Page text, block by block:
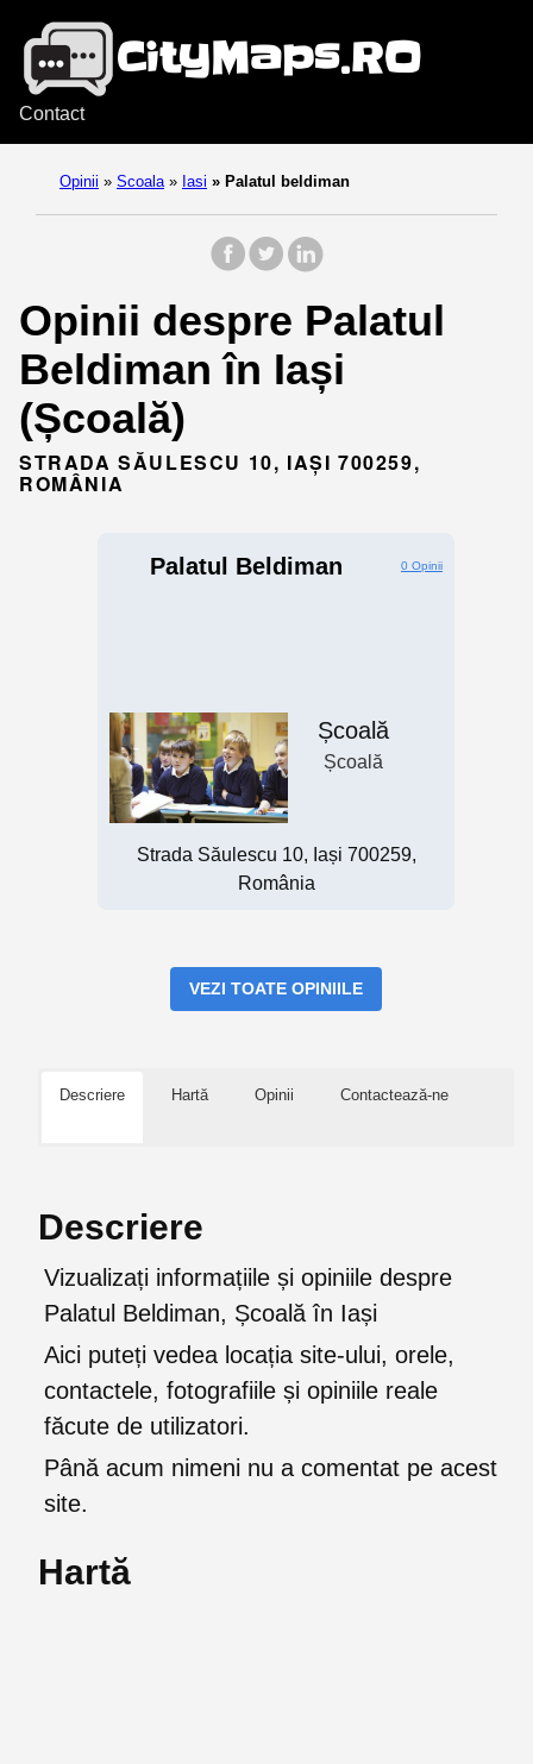
Contact
Opinii » Scoala » Iasi » Palatul beldiman
Opinii despre Palatul
Beldiman în Iași
(Școală)
STRADA SĂULESCU 10, IAȘI 700259,
ROMÂNIA
Palatul Beldiman 0 Opinii
Școală
Școală
Strada Săulescu 10, Iași 700259,
România
VEZI TOATE OPINIILE
Descriere Hartă Opinii Contactează-ne
Descriere
Vizualizați informațiile și opiniile despre
Palatul Beldiman, Școală în Iași
Aici puteți vedea locația site-ului, orele,
contactele, fotografiile și opiniile reale
făcute de utilizatori.
Până acum nimeni nu a comentat pe acest
site.
Hartă